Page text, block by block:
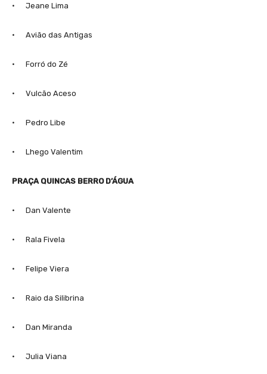
· Jeane Lima
· Avião das Antigas
· Forró do Zé
· Vulcão Aceso
· Pedro Libe
· Lhego Valentim
PRAÇA QUINCAS BERRO D’ÁGUA
· Dan Valente
· Rala Fivela
· Felipe Viera
· Raio da Silibrina
· Dan Miranda
· Julia Viana